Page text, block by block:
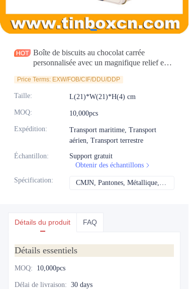
Boîte de biscuits au chocolat carrée
personnalisée avec un magnifique relief en
Price Terms: EXW/FOB/CIF/DDU/DDP
Taille: L(21)*W(21)*H(4) cm
MOQ: 10,000pcs
Expédition:
Transport maritime, Transport
aérien, Transport terrestre
Échantillon:
Support gratuit
Obtenir des échantillons
Spécification: CMJN, Pantones, Métallique, Couleur de repère, etc.
Détails du produit FAQ
Détails essentiels
MOQ: 10,000pcs
Délai de livraison: 30 days
Actualités